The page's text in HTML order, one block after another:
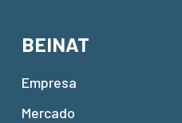
BEINAT
Empresa
Mercado